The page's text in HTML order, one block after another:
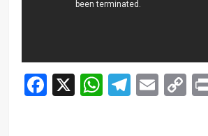
Facebook
X WhatsApp